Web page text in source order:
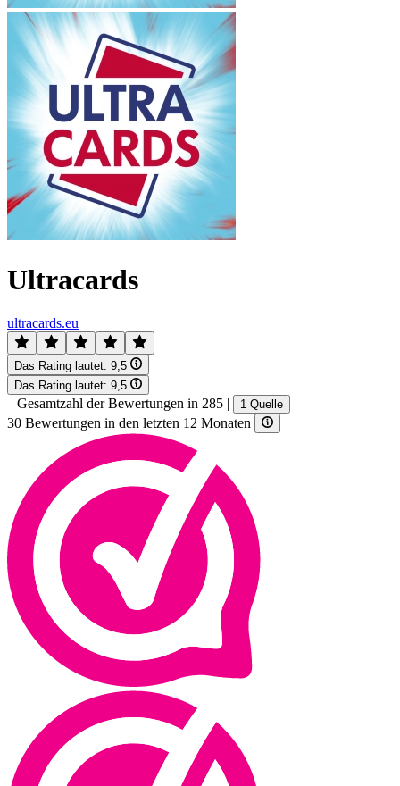
Ultracards
ultracards.eu
Das Rating lautet: 9,5
Das Rating lautet: 9,5
| Gesamtzahl der Bewertungen in 285 | 1 Quelle
30 Bewertungen in den letzten 12 Monaten